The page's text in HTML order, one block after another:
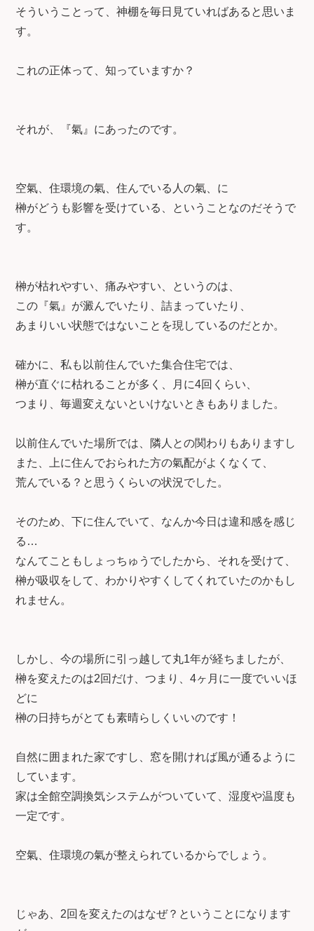
そういうことって、神棚を毎日見ていればあると思いま
す。
これの正体って、知っていますか？
それが、『氣』にあったのです。
空氣、住環境の氣、住んでいる人の氣、に
榊がどうも影響を受けている、ということなのだそうで
す。
榊が枯れやすい、痛みやすい、というのは、
この『氣』が澱んでいたり、詰まっていたり、
あまりいい状態ではないことを現しているのだとか。
確かに、私も以前住んでいた集合住宅では、
榊が直ぐに枯れることが多く、月に4回くらい、
つまり、毎週変えないといけないときもありました。
以前住んでいた場所では、隣人との関わりもありますし
また、上に住んでおられた方の氣配がよくなくて、
荒んでいる？と思うくらいの状況でした。
そのため、下に住んでいて、なんか今日は違和感を感じ
る…
なんてこともしょっちゅうでしたから、それを受けて、
榊が吸収をして、わかりやすくしてくれていたのかもし
れません。
しかし、今の場所に引っ越して丸1年が経ちましたが、
榊を変えたのは2回だけ、つまり、4ヶ月に一度でいいほ
どに
榊の日持ちがとても素晴らしくいいのです！
自然に囲まれた家ですし、窓を開ければ風が通るように
しています。
家は全館空調換気システムがついていて、湿度や温度も
一定です。
空氣、住環境の氣が整えられているからでしょう。
じゃあ、2回を変えたのはなぜ？ということになります